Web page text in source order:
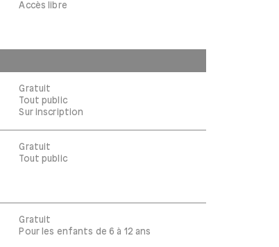
Accès libre
Gratuit
Tout public
Sur inscription
Gratuit
Tout public
Gratuit
Pour les enfants de 6 à 12 ans